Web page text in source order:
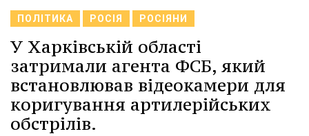
ПОЛІТИКА РОСІЯ РОСІЯНИ
У Харківській області
затримали агента ФСБ, який
встановлював відеокамери для
коригування артилерійських
обстрілів.